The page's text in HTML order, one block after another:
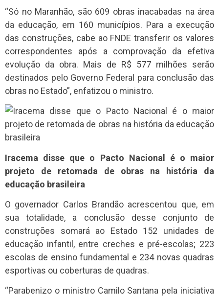
“Só no Maranhão, são 609 obras inacabadas na área
da educação, em 160 municípios. Para a execução
das construções, cabe ao FNDE transferir os valores
correspondentes após a comprovação da efetiva
evolução da obra. Mais de R$ 577 milhões serão
destinados pelo Governo Federal para conclusão das
obras no Estado”, enfatizou o ministro.
Iracema disse que o Pacto Nacional é o maior
projeto de retomada de obras na história da
educação brasileira
O governador Carlos Brandão acrescentou que, em
sua totalidade, a conclusão desse conjunto de
construções somará ao Estado 152 unidades de
educação infantil, entre creches e pré-escolas; 223
escolas de ensino fundamental e 234 novas quadras
esportivas ou coberturas de quadras.
“Parabenizo o ministro Camilo Santana pela iniciativa